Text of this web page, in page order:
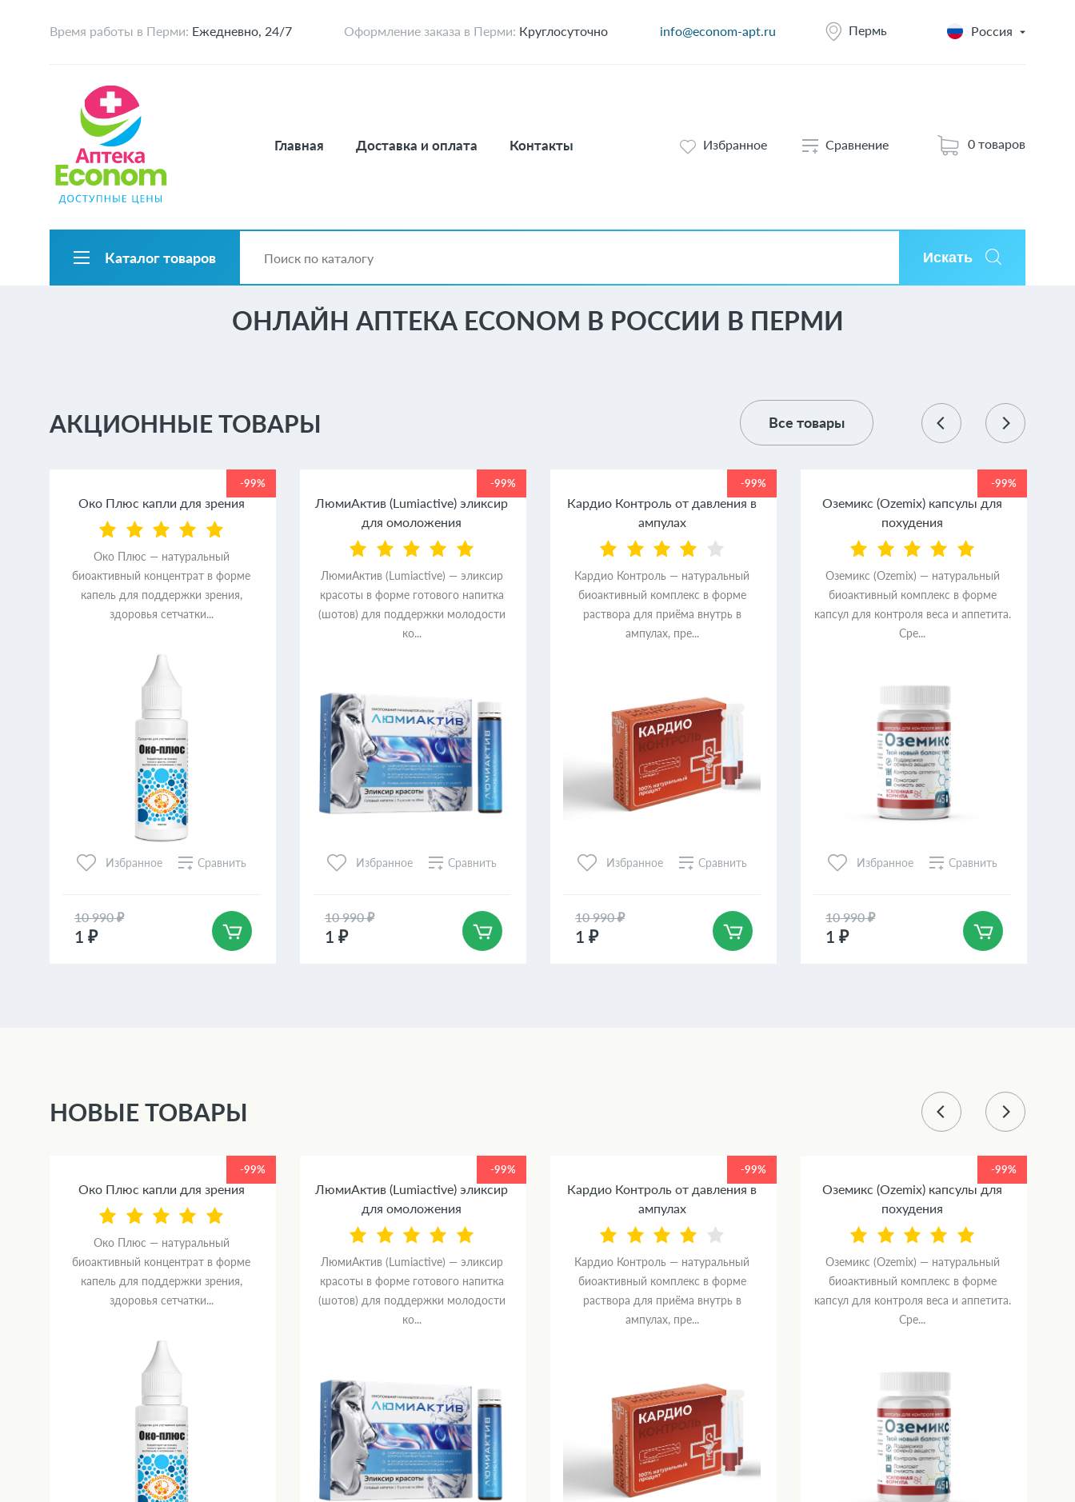
Время работы в Перми: Ежедневно, 24/7 Оформление заказа в Перми: Круглосуточно info@econom-apt.ru Пермь Россия
Главная Доставка и оплата Контакты Избранное Сравнение 0 товаров
Каталог товаров Искать
ОНЛАЙН АПТЕКА ECONOM В РОССИИ В ПЕРМИ
АКЦИОННЫЕ ТОВАРЫ Все товары
-99%
Око Плюс капли для зрения
Око Плюс — натуральный
биоактивный концентрат в форме
капель для поддержки зрения,
здоровья сетчатки...
Избранное Сравнить
10 990 ₽
1 ₽
-99%
ЛюмиАктив (Lumiactive) эликсир
для омоложения
ЛюмиАктив (Lumiactive) — эликсир
красоты в форме готового напитка
(шотов) для поддержки молодости
ко...
Избранное Сравнить
10 990 ₽
1 ₽
-99%
Кардио Контроль от давления в
ампулах
Кардио Контроль — натуральный
биоактивный комплекс в форме
раствора для приёма внутрь в
ампулах, пре...
Избранное Сравнить
10 990 ₽
1 ₽
-99%
Оземикс (Ozemix) капсулы для
похудения
Оземикс (Ozemix) — натуральный
биоактивный комплекс в форме
капсул для контроля веса и аппетита.
Сре...
Избранное Сравнить
10 990 ₽
1 ₽
НОВЫЕ ТОВАРЫ
-99%
Око Плюс капли для зрения
Око Плюс — натуральный
биоактивный концентрат в форме
капель для поддержки зрения,
здоровья сетчатки...
-99%
ЛюмиАктив (Lumiactive) эликсир
для омоложения
ЛюмиАктив (Lumiactive) — эликсир
красоты в форме готового напитка
(шотов) для поддержки молодости
ко...
-99%
Кардио Контроль от давления в
ампулах
Кардио Контроль — натуральный
биоактивный комплекс в форме
раствора для приёма внутрь в
ампулах, пре...
-99%
Оземикс (Ozemix) капсулы для
похудения
Оземикс (Ozemix) — натуральный
биоактивный комплекс в форме
капсул для контроля веса и аппетита.
Сре...